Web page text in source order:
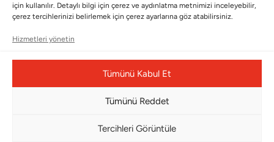
için kullanılır. Detaylı bilgi için çerez ve aydınlatma metnimizi inceleyebilir,
çerez tercihlerinizi belirlemek için çerez ayarlarına göz atabilirsiniz.
Hizmetleri yönetin
Tümünü Kabul Et
Tümünü Reddet
Tercihleri Görüntüle
Babalar Günü
Ödeme Seçenekleri
İade Politikası
Mesafeli Satış Sözleşmesi